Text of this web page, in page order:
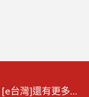
[e台灣]還有更多…